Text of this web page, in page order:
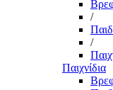
/
/
Παιχνίδια